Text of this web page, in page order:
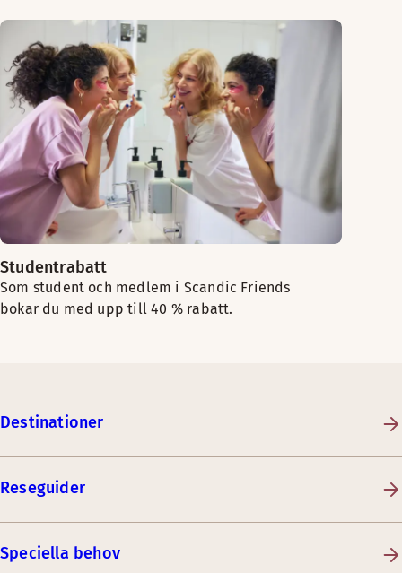
Studentrabatt
Som student och medlem i Scandic Friends
bokar du med upp till 40 % rabatt.
Destinationer
Reseguider
Speciella behov